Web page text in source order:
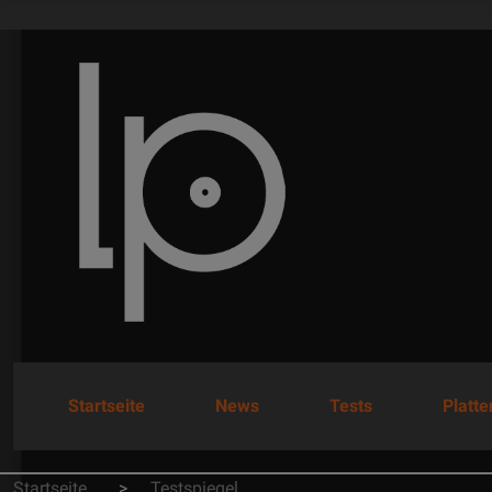
Startseite News Tests